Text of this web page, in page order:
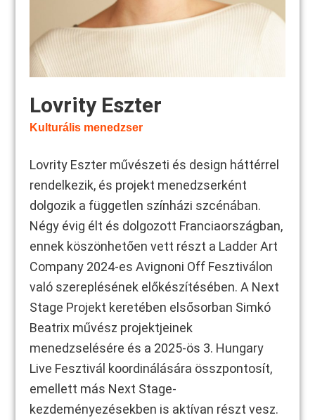
Lovrity Eszter
Kulturális menedzser
Lovrity Eszter művészeti és design háttérrel
rendelkezik, és projekt menedzserként
dolgozik a független színházi szcénában.
Négy évig élt és dolgozott Franciaországban,
ennek köszönhetően vett részt a Ladder Art
Company 2024-es Avignoni Off Fesztiválon
való szereplésének előkészítésében. A Next
Stage Projekt keretében elsősorban Simkó
Beatrix művész projektjeinek
menedzselésére és a 2025-ös 3. Hungary
Live Fesztivál koordinálására összpontosít,
emellett más Next Stage-
kezdeményezésekben is aktívan részt vesz.